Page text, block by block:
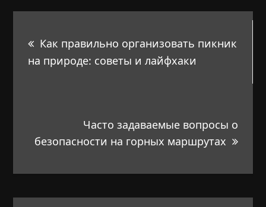
по
Как правильно организовать пикник
на природе: советы и лайфхаки
Часто задаваемые вопросы о
безопасности на горных маршрутах